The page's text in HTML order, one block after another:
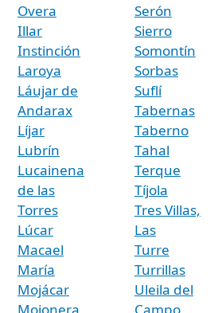
Overa
Illar
Instinción
Laroya
Láujar de
Andarax
Líjar
Lubrín
Lucainena
de las
Torres
Lúcar
Macael
María
Mojácar
Mojonera,
Serón
Sierro
Somontín
Sorbas
Suflí
Tabernas
Taberno
Tahal
Terque
Tíjola
Tres Villas,
Las
Turre
Turrillas
Uleila del
Campo